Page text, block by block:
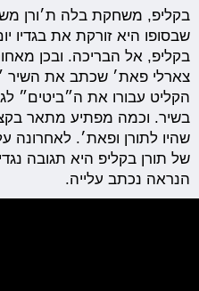
בקליפ, משחקת בלה ת׳ורן
שבסופו היא זורקת את בגדיו
בקליפ, אל הבריכה. ובכן
הקליט עבורו את ה״ביטים״
בשיר. וכמה מפתיע מתאר
שהיו לתורן ופאת׳. לאחרונה
הנראה נכתב עלייה.